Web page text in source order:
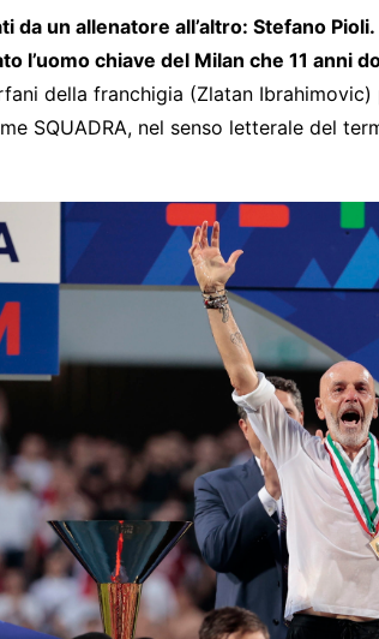
da un allenatore all’altro: Stefano Pioli.
l’uomo chiave del Milan che 11 anni
della franchigia (Zlatan
SQUADRA, nel senso letterale del